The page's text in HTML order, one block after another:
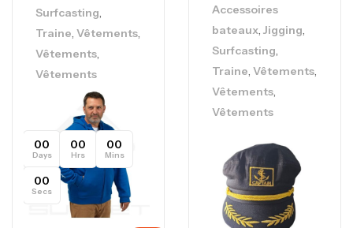
Surfcasting,
Traine, Vêtements,
Vêtements,
Vêtements
00
Days
00
Hrs
00
Mins
00
Secs
Accessoires
bateaux, Jigging,
Surfcasting,
Traine, Vêtements,
Vêtements,
Vêtements